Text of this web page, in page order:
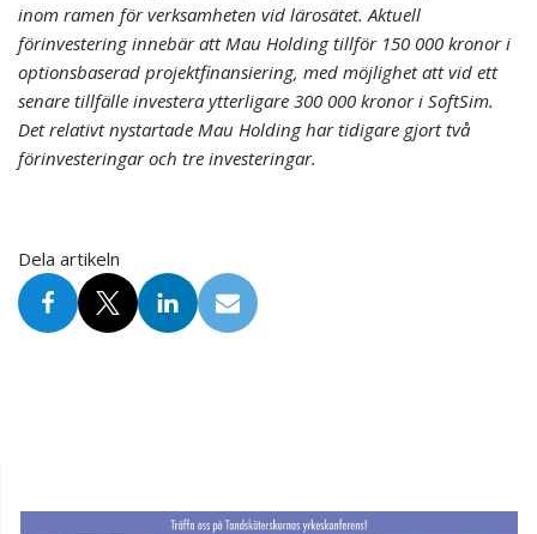
inom ramen för verksamheten vid lärosätet. Aktuell
förinvestering innebär att Mau Holding tillför 150 000 kronor i
optionsbaserad projektfinansiering, med möjlighet att vid ett
senare tillfälle investera ytterligare 300 000 kronor i SoftSim.
Det relativt nystartade Mau Holding har tidigare gjort två
förinvesteringar och tre investeringar.
Dela artikeln